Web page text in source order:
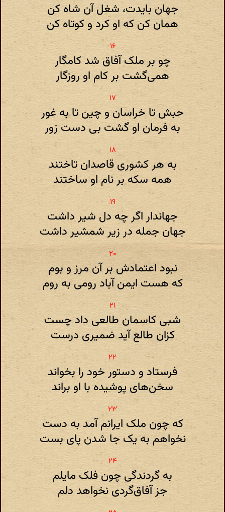
جهان بایدت، شغل آن شاه کن
همان کن که او کرد و کوتاه کن
چو بر ملک آفاق شد کامگار
همی‌گشت بر کام او روزگار
حبش تا خراسان و چین تا به غور
به فرمان او گشت بی دست زور
به هر کشوری قاصدان تاختند
همه سکه بر نام او ساختند
جهاندار اگر چه دل شیر داشت
جهان جمله در زیر شمشیر داشت
نبود اعتمادش بر آن مرز و بوم
که هست ایمن آباد رومی به روم
شبی کاسمان طالعی داد چست
کزان طالع آید ضمیری درست
فرستاد و دستور خود را بخواند
سخن‌های پوشیده با او براند
که چون ملک ایرانم آمد به دست
نخواهم به یک جا شدن پای بست
به گردندگی چون فلک مایلم
جز آفاق‌گردی نخواهد دلم